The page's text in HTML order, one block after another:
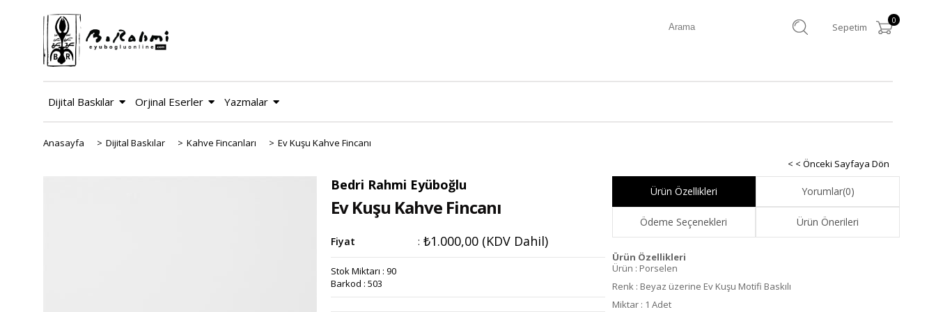
Sepetim
0
Dijital Baskılar Orjinal Eserler Yazmalar
Anasayfa > Dijital Baskılar > Kahve Fincanları > Ev Kuşu Kahve Fincanı
< < Önceki Sayfaya Dön
Bedri Rahmi Eyüboğlu
Ev Kuşu Kahve Fincanı
Fiyat : ₺1.000,00 (KDV Dahil)
Stok Miktarı : 90
Barkod : 503
Ürün Özellikleri Yorumlar(0)
Ödeme Seçenekleri Ürün Önerileri
Ürün Özellikleri
Ürün : Porselen
Renk : Beyaz üzerine Ev Kuşu Motifi Baskılı
Miktar : 1 Adet